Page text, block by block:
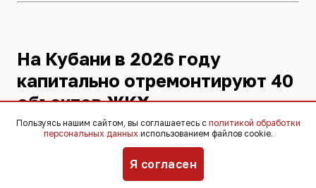
На Кубани в 2026 году
капитально отремонтируют 40
объектов ЖКХ
16:03, 7 августа 2026
«Реконструкция затронет сразу
несколько городских улиц. Проект
Пользуясь нашим сайтом, вы соглашаетесь с политикой обработки
персональных данных использованием файлов cookie.
Я согласен